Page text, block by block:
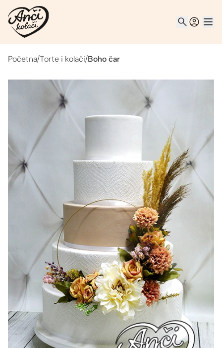
Početna/Torte i kolači/Boho čar